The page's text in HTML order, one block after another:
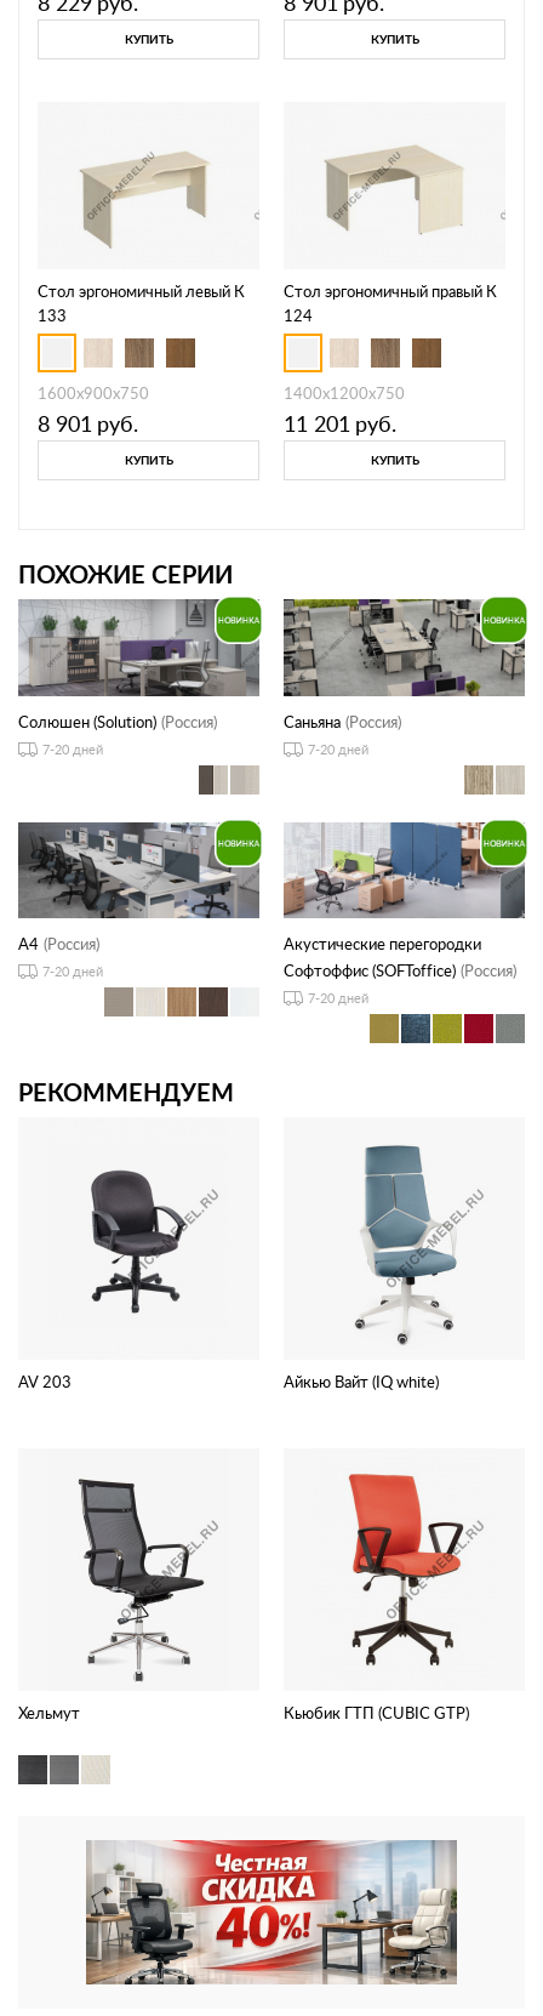
КУПИТЬ КУПИТЬ
Стол эргономичный левый К
133
1600x900x750
8 901 руб.
КУПИТЬ
Стол эргономичный правый К
124
1400x1200x750
11 201 руб.
КУПИТЬ
ПОХОЖИЕ СЕРИИ
Солюшен (Solution) (Россия)
7-20 дней
Саньяна (Россия)
7-20 дней
А4 (Россия)
7-20 дней
Акустические перегородки
Софтоффис (SOFToffice) (Россия)
7-20 дней
РЕКОММЕНДУЕМ
AV 203 Айкью Вайт (IQ white)
Хельмут Кьюбик ГТП (CUBIC GTP)